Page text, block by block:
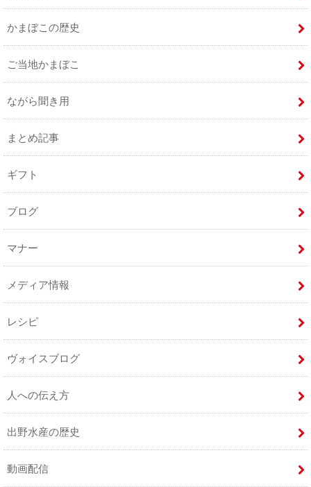
かまぼこの歴史
ご当地かまぼこ
ながら聞き用
まとめ記事
ギフト
ブログ
マナー
メディア情報
レシピ
ヴォイスブログ
人への伝え方
出野水産の歴史
動画配信